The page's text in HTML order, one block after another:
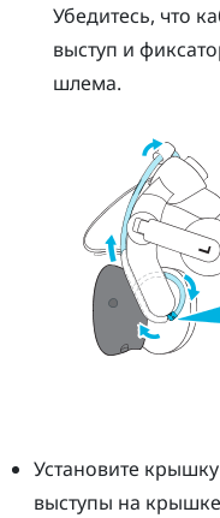
Убедитесь, что
выступ и
шлема.
Установите
выступы на